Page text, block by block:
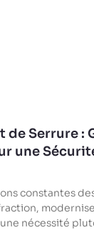
de Serrure :
une
constantes
nécessité